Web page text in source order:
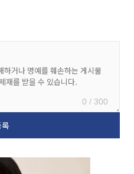
0 / 300